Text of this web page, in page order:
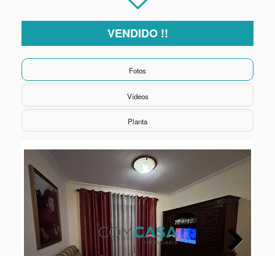
VENDIDO !!
Fotos
Vídeos
Planta